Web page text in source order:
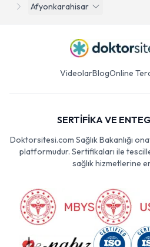
Afyonkarahisar
VideolarBlogOnline
SERTİFİKA VE
Doktorsitesi.com Sağlık Bakanlığı
platformudur. Sertifikaları ile
sağlık hizmetlerine